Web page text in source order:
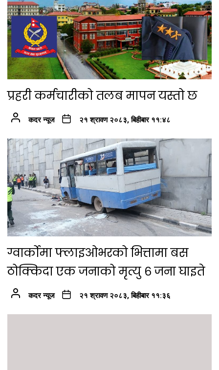
प्रहरी कर्मचारीको तलब मापन यस्तो छ
कदर न्यूज २१ श्रावण २०८३, बिहीबार ११:४८
ग्वार्कोमा फ्लाइओभरको भित्तामा बस
ठोक्किदा एक जनाको मृत्यु ६ जना घाइते
कदर न्यूज २१ श्रावण २०८३, बिहीबार ११:३६